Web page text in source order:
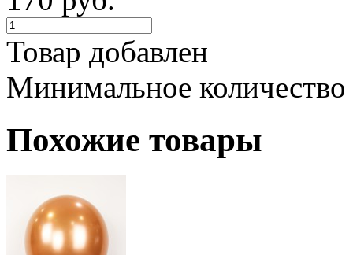
Товар добавлен
Минимальное
Похожие товары